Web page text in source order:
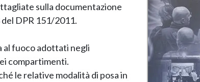
sulla documentazione
DPR 151/2011.
al fuoco adottati negli
compartimenti.
le relative modalità di posa in